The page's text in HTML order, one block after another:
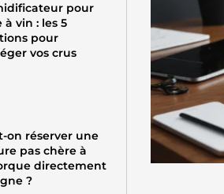
pour
à vin : les 5
pour
vos crus
on réserver une
pas chère à
directement
?